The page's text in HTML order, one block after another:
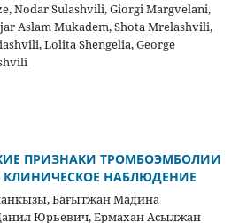
Nodar Sulashvili, Giorgi Margvelani,
Aslam Mukadem, Shota Mrelashvili,
Lolita Shengelia, George
ПРИЗНАКИ ТРОМБОЭМБОЛИИ
НАБЛЮДЕНИЕ
Бағытжан Мадина
Юрьевич, Ермахан Асылжан